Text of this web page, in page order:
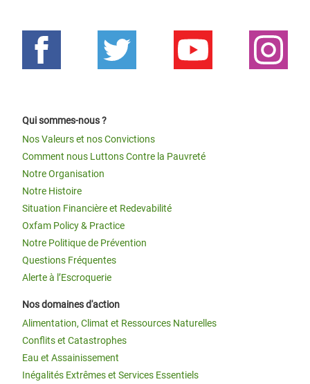
Qui sommes-nous ?
Nos Valeurs et nos Convictions
Comment nous Luttons Contre la Pauvreté
Notre Organisation
Notre Histoire
Situation Financière et Redevabilité
Oxfam Policy & Practice
Notre Politique de Prévention
Questions Fréquentes
Alerte à l’Escroquerie
Nos domaines d'action
Alimentation, Climat et Ressources Naturelles
Conflits et Catastrophes
Eau et Assainissement
Inégalités Extrêmes et Services Essentiels